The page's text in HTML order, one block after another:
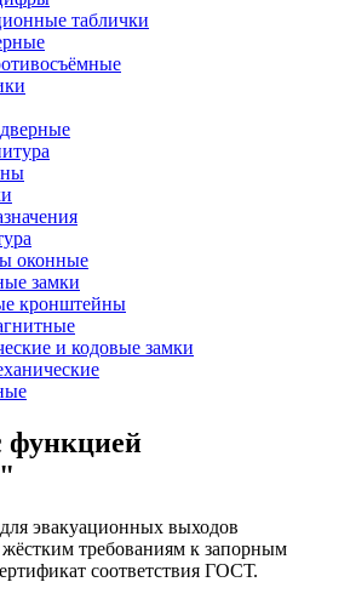
таблички
оконные
замки
кронштейны
и кодовые замки
функцией
эвакуационных выходов
требованиям к запорным
соответствия ГОСТ.